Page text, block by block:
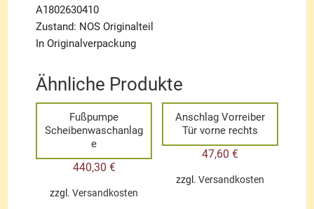
A1802630410
Zustand: NOS Originalteil
In Originalverpackung
Ähnliche Produkte
Fußpumpe
Scheibenwaschanlag
e
440,30 €
zzgl.Versandkosten
Anschlag Vorreiber
Tür vorne rechts
47,60 €
zzgl. Versandkosten